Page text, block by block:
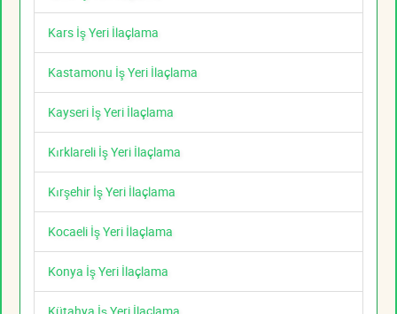
Kars İş Yeri İlaçlama
Kastamonu İş Yeri İlaçlama
Kayseri İş Yeri İlaçlama
Kırklareli İş Yeri İlaçlama
Kırşehir İş Yeri İlaçlama
Kocaeli İş Yeri İlaçlama
Konya İş Yeri İlaçlama